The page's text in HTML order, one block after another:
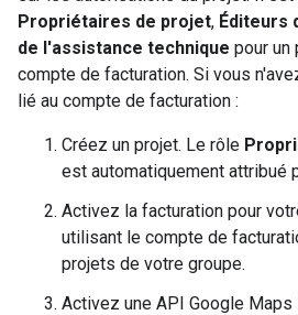
Propriétaires de projet, Éditeurs
de l'assistance technique pour un
compte de facturation. Si vous
lié au compte de facturation :
Créez un projet. Le rôle
est automatiquement attribué
Activez la facturation pour
utilisant le compte de
projets de votre groupe.
Activez une API Google